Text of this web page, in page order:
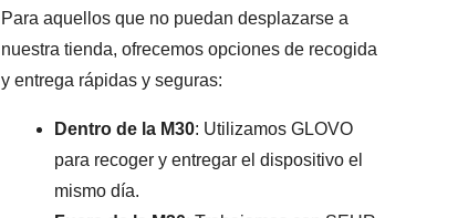
Para aquellos que no puedan desplazarse a
nuestra tienda, ofrecemos opciones de recogida
y entrega rápidas y seguras:
Dentro de la M30: Utilizamos GLOVO
para recoger y entregar el dispositivo el
mismo día.